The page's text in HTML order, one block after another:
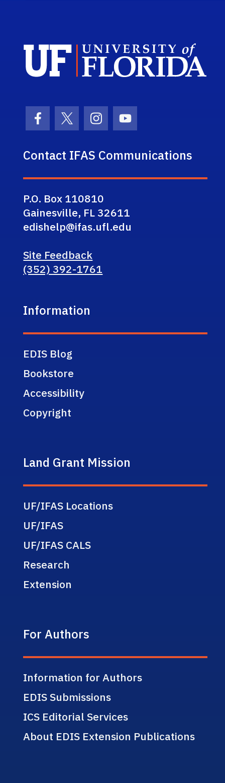
Facebook Icon
Twitter IconInstagram Icon
Youtube Icon
Contact IFAS Communications
P.O. Box 110810
Gainesville, FL 32611
edishelp@ifas.ufl.edu
Site Feedback
(352) 392-1761
Information
EDIS Blog
Bookstore
Accessibility
Copyright
Land Grant Mission
UF/IFAS Locations
UF/IFAS
UF/IFAS CALS
Research
Extension
For Authors
Information for Authors
EDIS Submissions
ICS Editorial Services
About EDIS Extension Publications